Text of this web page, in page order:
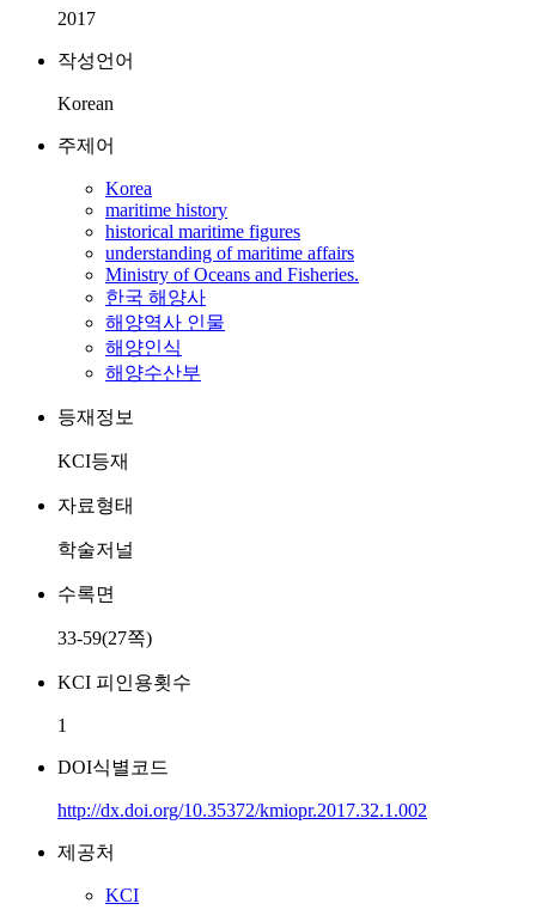
2017
작성언어
Korean
주제어
Korea
maritime history
historical maritime figures
understanding of maritime affairs
Ministry of Oceans and Fisheries.
한국 해양사
해양역사 인물
해양인식
해양수산부
등재정보
KCI등재
자료형태
학술저널
수록면
33-59(27쪽)
KCI 피인용횟수
1
DOI식별코드
http://dx.doi.org/10.35372/kmiopr.2017.32.1.002
제공처
KCI